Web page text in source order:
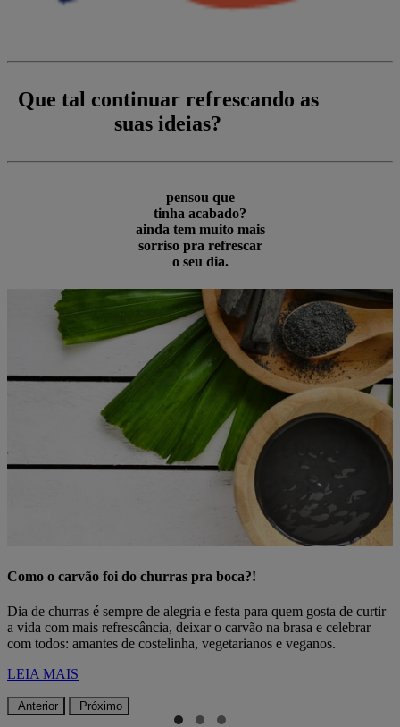
Que tal continuar refrescando as
suas ideias?
pensou que
tinha acabado?
ainda tem muito mais
sorriso pra refrescar
o seu dia.
Como o carvão foi do churras pra boca?!
Dia de churras é sempre de alegria e festa para quem gosta de curtir
a vida com mais refrescância, deixar o carvão na brasa e celebrar
com todos: amantes de costelinha, vegetarianos e veganos.
LEIA MAIS
Anterior Próximo